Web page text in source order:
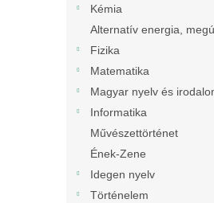
Kémia
Alternatív energia,
Fizika
Matematika
Magyar nyelv és
Informatika
Művészettörténet
Ének-Zene
Idegen nyelv
Történelem